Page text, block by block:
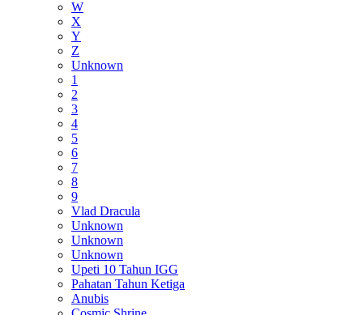
W
X
Y
Z
Unknown
1
2
3
4
5
6
7
8
9
Vlad Dracula
Unknown
Unknown
Unknown
Upeti 10 Tahun IGG
Pahatan Tahun Ketiga
Anubis